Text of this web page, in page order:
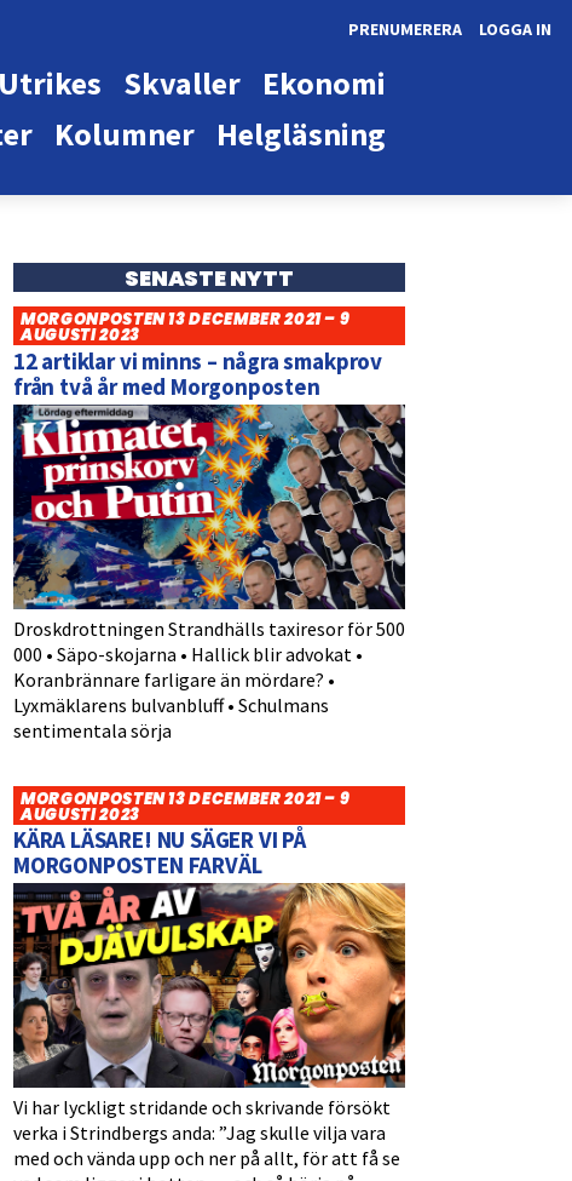
LOGGA IN
PRENUMERERA
Ekonomi
Skvaller
Utrikes
Helgläsning
Kolumner
SENASTE NYTT
MORGONPOSTEN 13 DECEMBER 2021 – 9
AUGUSTI 2023
12 artiklar vi minns – några smakprov
från två år med Morgonposten
Droskdrottningen Strandhälls taxiresor för 500
000 • Säpo-skojarna • Hallick blir advokat •
Koranbrännare farligare än mördare? •
Lyxmäklarens bulvanbluff • Schulmans
sentimentala sörja
MORGONPOSTEN 13 DECEMBER 2021 – 9
AUGUSTI 2023
KÄRA LÄSARE! NU SÄGER VI PÅ
MORGONPOSTEN FARVÄL
Vi har lyckligt stridande och skrivande försökt
verka i Strindbergs anda: ”Jag skulle vilja vara
med och vända upp och ner på allt, för att få se